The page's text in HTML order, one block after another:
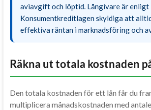
aviavgift och löptid. Långivare är enligt
Konsumentkreditlagen skyldiga att
effektiva räntan i marknadsföring och
Räkna ut totala kostnaden
Den totala kostnaden för ett lån får du
multiplicera månadskostnaden med